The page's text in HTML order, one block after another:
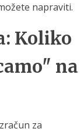
napraviti.
Koliko
na
za